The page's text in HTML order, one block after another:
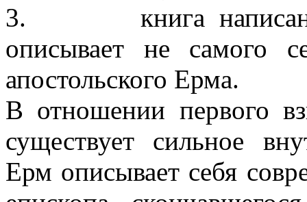
3. книга написана
описывает не самого
апостольского Ерма.
В отношении первого
существует сильное
Ерм описывает себя